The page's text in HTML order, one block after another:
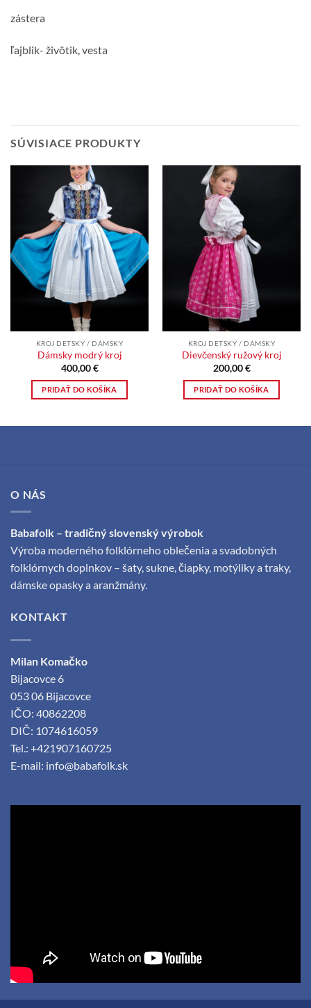
zástera
ľajblik- živôtik, vesta
SÚVISIACE PRODUKTY
KROJ DETSKÝ / DÁMSKY
Dámsky modrý kroj
400,00€
PRIDAŤ DO KOŠÍKA
KROJ DETSKÝ / DÁMSKY
Dievčenský ružový kroj
200,00€
PRIDAŤ DO KOŠÍKA
O NÁS
Babafolk – tradičný slovenský výrobok
Výroba moderného folklórneho oblečenia a svadobných
folklórnych doplnkov – šaty, sukne, čiapky, motýliky a traky,
dámske opasky a aranžmány.
KONTAKT
Milan Komačko
Bijacovce 6
053 06 Bijacovce
IČO: 40862208
DIČ: 1074616059
Tel.: +421907160725
E-mail: info@babafolk.sk